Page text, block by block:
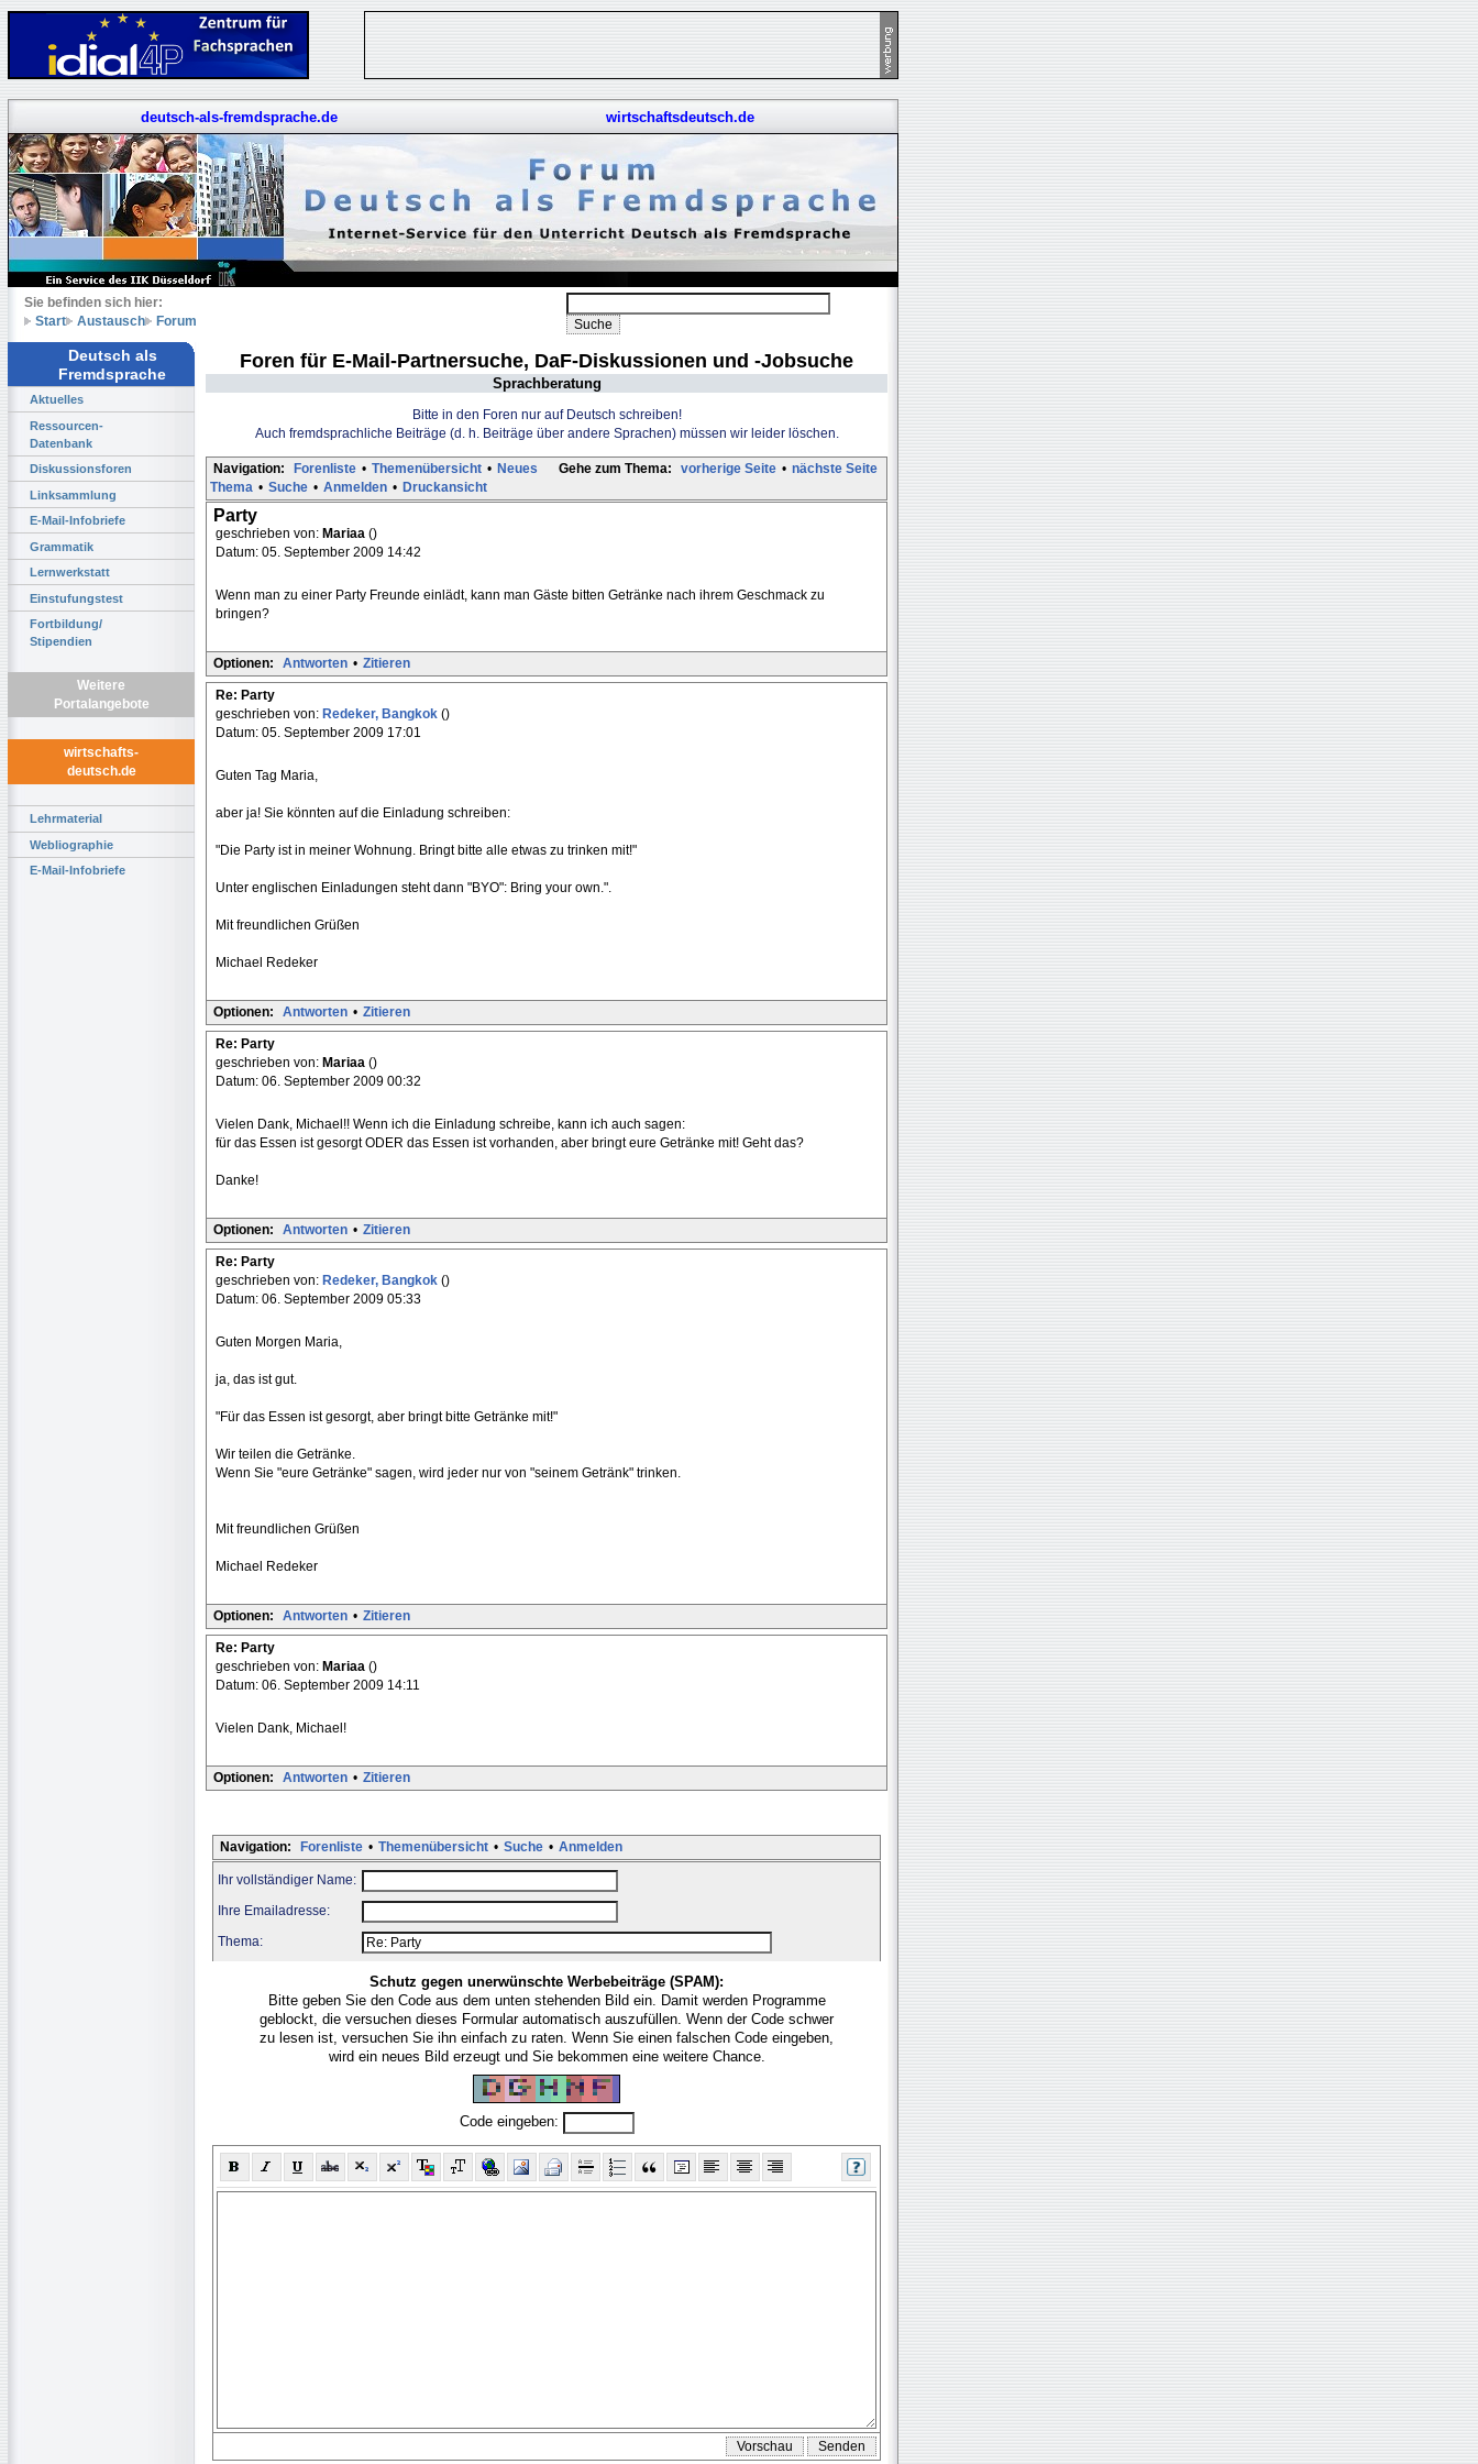
deutsch-als-fremdsprache.de wirtschaftsdeutsch.de
Sie befinden sich hier:
Start
Austausch Forum
Deutsch als
Fremdsprache
Aktuelles
Ressourcen-
Datenbank
Diskussionsforen
Linksammlung
E-Mail-Infobriefe
Grammatik
Lernwerkstatt
Einstufungstest
Fortbildung/
Stipendien
Weitere
Portalangebote
wirtschafts-
deutsch.de
Lehrmaterial
Webliographie
E-Mail-Infobriefe
Foren für E-Mail-Partnersuche, DaF-Diskussionen und -Jobsuche
Sprachberatung
Bitte in den Foren nur auf Deutsch schreiben!
Auch fremdsprachliche Beiträge (d. h. Beiträge über andere Sprachen) müssen wir leider löschen.
Gehe zum Thema: vorherige Seite • nächste Seite
Navigation: Forenliste • Themenübersicht • Neues
Thema • Suche • Anmelden • Druckansicht
Party
geschrieben von: Mariaa ()
Datum: 05. September 2009 14:42
Wenn man zu einer Party Freunde einlädt, kann man Gäste bitten Getränke nach ihrem Geschmack zu
bringen?
Optionen: Antworten • Zitieren
Re: Party
geschrieben von: Redeker, Bangkok ()
Datum: 05. September 2009 17:01
Guten Tag Maria,
aber ja! Sie könnten auf die Einladung schreiben:
"Die Party ist in meiner Wohnung. Bringt bitte alle etwas zu trinken mit!"
Unter englischen Einladungen steht dann "BYO": Bring your own.".
Mit freundlichen Grüßen
Michael Redeker
Optionen: Antworten • Zitieren
Re: Party
geschrieben von: Mariaa ()
Datum: 06. September 2009 00:32
Vielen Dank, Michael!! Wenn ich die Einladung schreibe, kann ich auch sagen:
für das Essen ist gesorgt ODER das Essen ist vorhanden, aber bringt eure Getränke mit! Geht das?
Danke!
Optionen: Antworten • Zitieren
Re: Party
geschrieben von: Redeker, Bangkok ()
Datum: 06. September 2009 05:33
Guten Morgen Maria,
ja, das ist gut.
"Für das Essen ist gesorgt, aber bringt bitte Getränke mit!"
Wir teilen die Getränke.
Wenn Sie "eure Getränke" sagen, wird jeder nur von "seinem Getränk" trinken.
Mit freundlichen Grüßen
Michael Redeker
Optionen: Antworten • Zitieren
Re: Party
geschrieben von: Mariaa ()
Datum: 06. September 2009 14:11
Vielen Dank, Michael!
Optionen: Antworten • Zitieren
Navigation: Forenliste • Themenübersicht • Suche • Anmelden
Ihr vollständiger Name:
Ihre Emailadresse:
Thema:
Schutz gegen unerwünschte Werbebeiträge (SPAM):
Bitte geben Sie den Code aus dem unten stehenden Bild ein. Damit werden Programme
geblockt, die versuchen dieses Formular automatisch auszufüllen. Wenn der Code schwer
zu lesen ist, versuchen Sie ihn einfach zu raten. Wenn Sie einen falschen Code eingeben,
wird ein neues Bild erzeugt und Sie bekommen eine weitere Chance.
Code eingeben: